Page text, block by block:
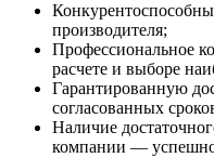
производителя;
Профессиональное
расчете и выборе
Гарантированную
согласованных
Наличие
компании —